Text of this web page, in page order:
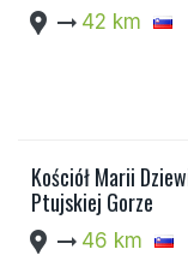
location_pin arrow_right_alt 42 km
Kościół Marii
Ptujskiej Gorze
location_pin arrow_right_alt 46 km